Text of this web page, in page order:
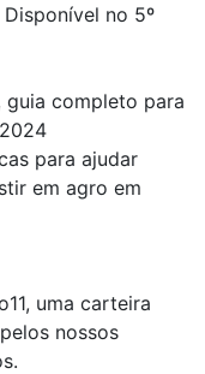
no 5º
completo para
para ajudar
em agro em
uma carteira
nossos